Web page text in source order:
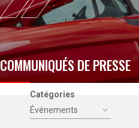
COMMUNIQUÉS DE PRESSE
Catégories
Événements